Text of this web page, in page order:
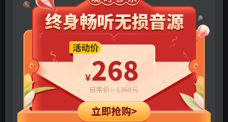
年卡会员免费 永久会员免费
立即购买
您当前未登录！建议登陆后购买，可保存购买订单
半天假.flac
怎么天生不是女人.flac
只会因你唱.flac